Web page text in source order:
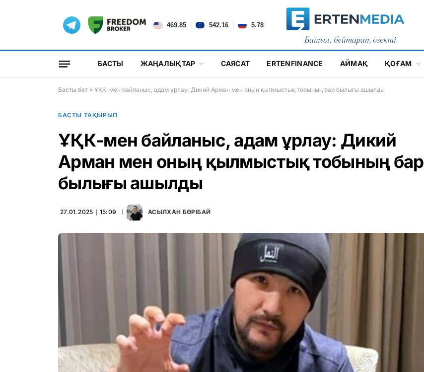
469.85 542.16 5.78
БАСТЫ ЖАҢАЛЫҚТАР САЯСАТ ERTENFINANCE АЙМАҚ ҚОҒАМ
Басты бет » ҰҚК-мен байланыс, адам ұрлау: Дикий Арман мен оның қылмыстық тобының бар былығы ашылды
БАСТЫ ТАҚЫРЫП
ҰҚК-мен байланыс, адам ұрлау: Дикий
Арман мен оның қылмыстық тобының бар
былығы ашылды
27.01.2025 ∣ 15:09 АСЫЛХАН БӨРІБАЙ